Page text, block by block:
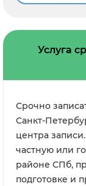
Услуга
Срочно
Санкт-
центра
частную или
районе СПб,
подготовке и